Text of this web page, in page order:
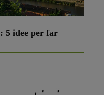
5 idee per far